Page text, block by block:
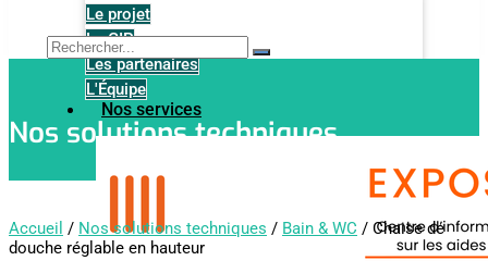
Le projet
Le GIP
Les partenaires
L'Équipe
Nos services
Nos solutions techniques
Accueil / Nos solutions techniques / Bain & WC / Chaise de
douche réglable en hauteur